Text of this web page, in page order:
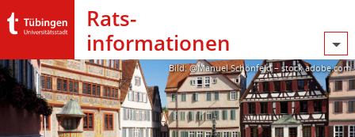
Rats­
informationen
Bild: @Manuel Schönfeld – stock.adobe.com